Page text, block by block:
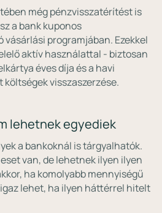
még pénzvisszatérítést is
a bank kuponos
programjában. Ezekkel
aktív használattal - biztosan
éves díja és a havi
visszaszerzése.
lehetnek egyediek
a bankoknál is tárgyalhatók.
van, de lehetnek ilyen ilyen
ha komolyabb mennyiségű
igaz lehet, ha ilyen háttérrel hitelt